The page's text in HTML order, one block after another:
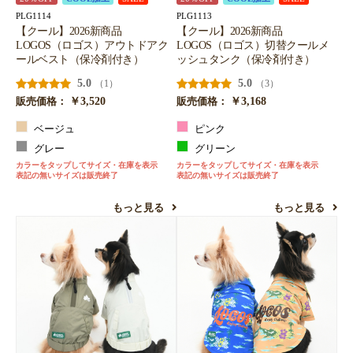
PLG1114
【クール】2026新商品
LOGOS（ロゴス）アウトドアク
ールベスト（保冷剤付き）
5.0
（1）
販売価格：
￥3,520
ベージュ
グレー
カラーをタップしてサイズ・在庫を表示
表記の無いサイズは販売終了
もっと見る
PLG1113
【クール】2026新商品
LOGOS（ロゴス）切替クールメ
ッシュタンク（保冷剤付き）
5.0
（3）
販売価格：
￥3,168
ピンク
グリーン
カラーをタップしてサイズ・在庫を表示
表記の無いサイズは販売終了
もっと見る
カートへ進む